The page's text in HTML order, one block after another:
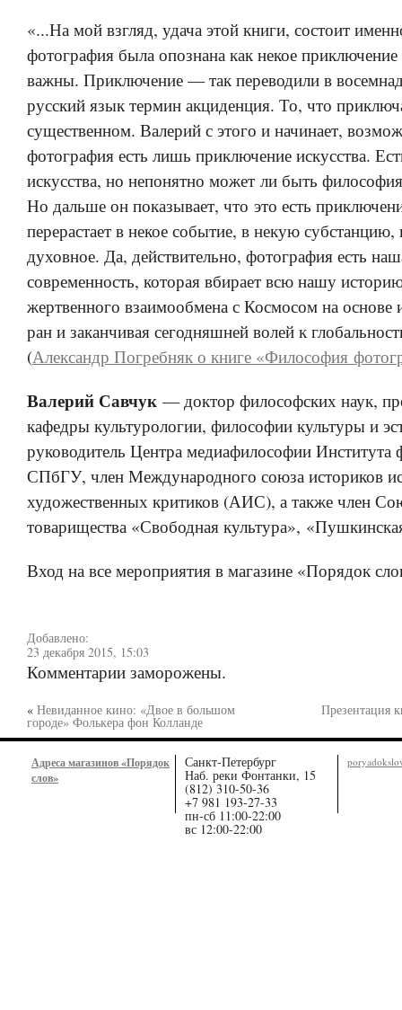
«...На мой взгляд, удача этой книги, состоит
фотография была опознана как некое
важны. Приключение — так переводили в
русский язык термин акциденция. То, что
существенном. Валерий с этого и начинает,
фотография есть лишь приключение искусства.
искусства, но непонятно может ли быть
Но дальше он показывает, что это есть
перерастает в некое событие, в некую субстанцию,
духовное. Да, действительно, фотография есть
современность, которая вбирает всю нашу
жертвенного взаимообмена с Космосом на основе
ран и заканчивая сегодняшней волей к
(Александр Погребняк о книге «Философия
Валерий Савчук — доктор философских наук,
кафедры культурологии, философии культуры и
руководитель Центра медиафилософии Института
СПбГУ, член Международного союза историков
художественных критиков (АИС), а также член
товарищества «Свободная культура»,
Вход на все мероприятия в магазине «Порядок
Добавлено:
23 декабря 2015, 15:03
Комментарии заморожены.
« Невиданное кино: «Двое в большом
городе» Фолькера фон Колланде
Презентация
Адреса магазинов «Порядок
слов»
Санкт-Петербург
Наб. реки Фонтанки, 15
(812) 310-50-36
+7 981 193-27-33
пн-сб 11:00-22:00
вс 12:00-22:00